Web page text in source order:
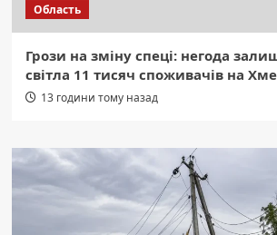
Область
Грози на зміну спеці: негода
світла 11 тисяч споживачів на
13 години тому назад